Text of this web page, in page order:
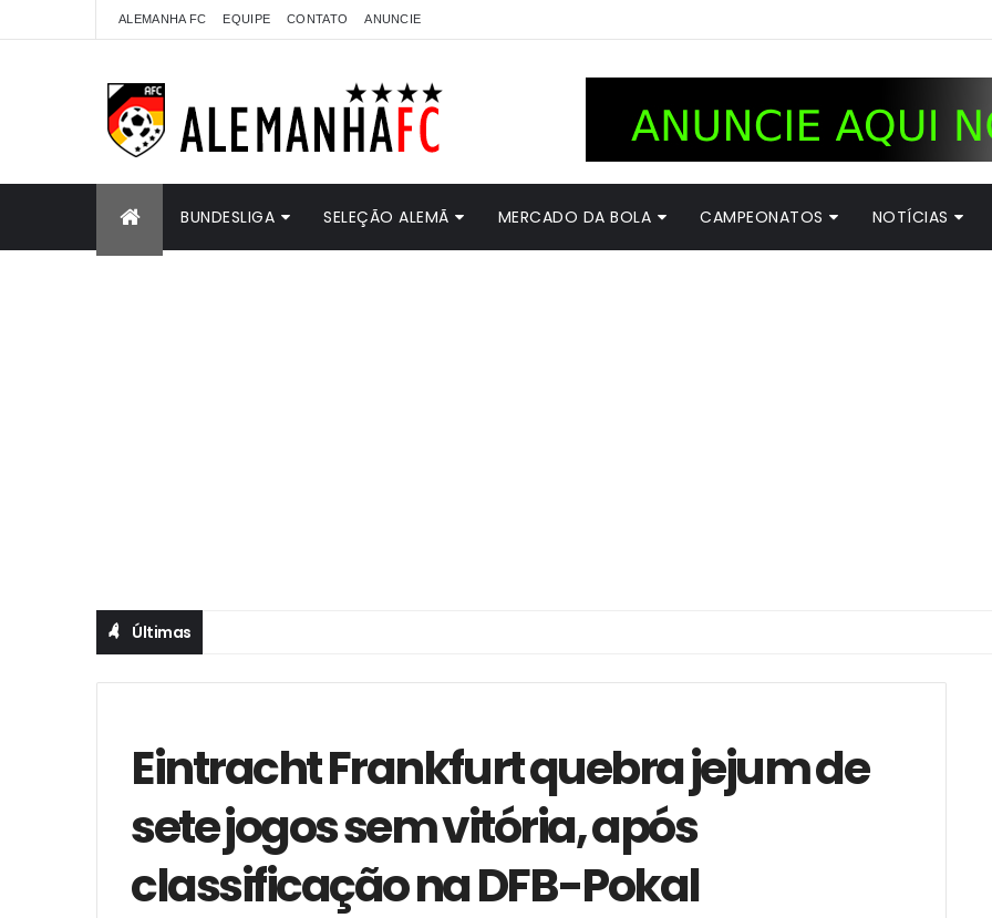
ALEMANHA FC EQUIPE CONTATO ANUNCIE
BUNDESLIGA SELEÇÃO ALEMÃ MERCADO DA BOLA CAMPEONATOS NOTÍCIAS
Últimas
Eintracht Frankfurt quebra jejum de
sete jogos sem vitória, após
classificação na DFB-Pokal